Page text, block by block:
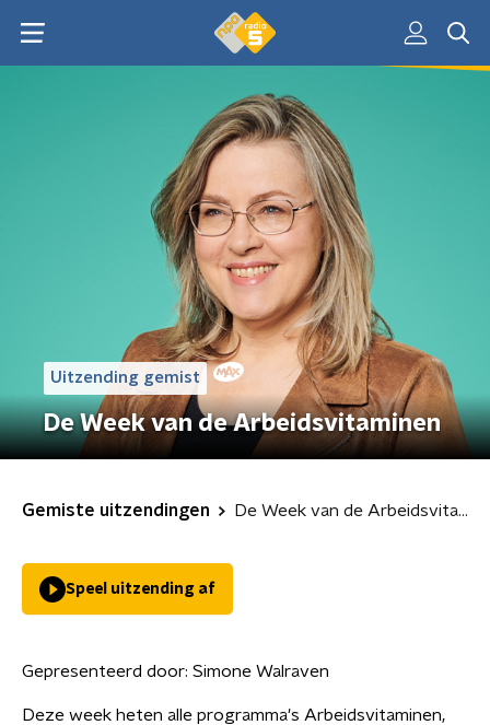
Uitzending gemist
De Week van de Arbeidsvitaminen
Gemiste uitzendingen De Week van de Arbeidsvitaminen
Speel uitzending af
Gepresenteerd door: Simone Walraven
Deze week heten alle programma's Arbeidsvitaminen,